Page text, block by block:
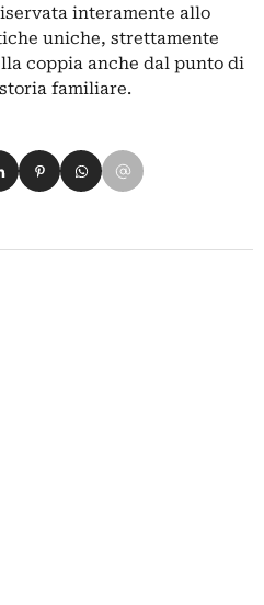
interamente allo
uniche, strettamente
coppia anche dal punto di
familiare.
su Xsu LinkedIn
Condividi su Pinterest
Condividi su WhatsApp
Condividi su Email